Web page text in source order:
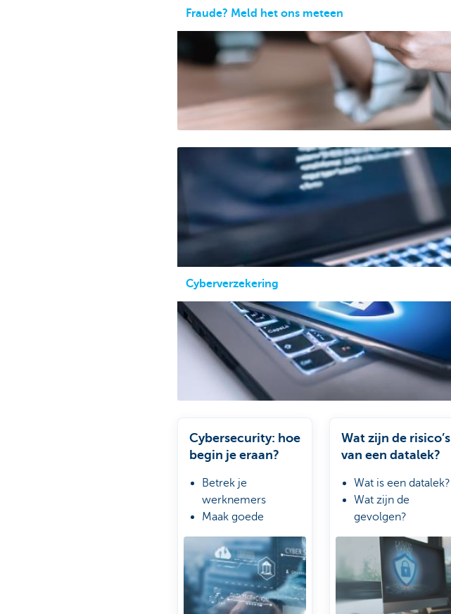
Fraude? Meld het ons meteen
Cyberverzekering
Cybersecurity: hoe
begin je eraan?
Betrek je
werknemers
Maak goede
afspraken met IT-
leveranciers
Maak een crisisplan
op
Wat zijn de risico’s
van een datalek?
Wat is een datalek?
Wat zijn de
gevolgen?
Hoe je
onderneming
beschermen?